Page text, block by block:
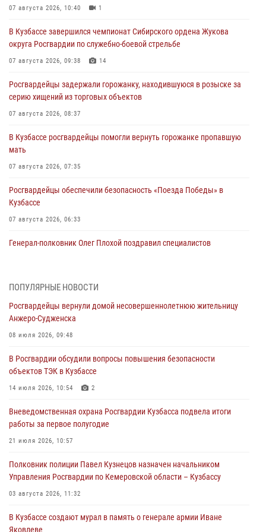
07 августа 2026, 10:40 1
В Кузбассе завершился чемпионат Сибирского ордена Жукова
округа Росгвардии по служебно-боевой стрельбе
07 августа 2026, 09:38 14
Росгвардейцы задержали горожанку, находившуюся в розыске за
серию хищений из торговых объектов
07 августа 2026, 08:37
В Кузбассе росгвардейцы помогли вернуть горожанке пропавшую
мать
07 августа 2026, 07:35
Росгвардейцы обеспечили безопасность «Поезда Победы» в
Кузбассе
07 августа 2026, 06:33
Генерал-полковник Олег Плохой поздравил специалистов
07 августа 2026, 05:32
С 1 сентября 2026 года вступает в силу новый федеральный закон о
частной охранной деятельности
06 августа 2026, 10:19
Росгвардейцы задержали предполагаемого виновника причинения
ножевого ранения кемеровчанину
06 августа 2026, 09:18
Росгвардейцы задержали мужчину, повредившего имущество
горожанки
06 августа 2026, 08:17
Росгвардейцы пресекли противоправные действия и защитили
новокузнечанку от агрессивного знакомого
06 августа 2026, 07:16
ПОПУЛЯРНЫЕ НОВОСТИ
Росгвардейцы вернули домой несовершеннолетнюю жительницу
Анжеро-Судженска
08 июля 2026, 09:48
В Росгвардии обсудили вопросы повышения безопасности
объектов ТЭК в Кузбассе
14 июля 2026, 10:54 2
Вневедомственная охрана Росгвардии Кузбасса подвела итоги
работы за первое полугодие
21 июля 2026, 10:57
Полковник полиции Павел Кузнецов назначен начальником
Управления Росгвардии по Кемеровской области – Кузбассу
03 августа 2026, 11:32
В Кузбассе создают мурал в память о генерале армии Иване
Яковлеве